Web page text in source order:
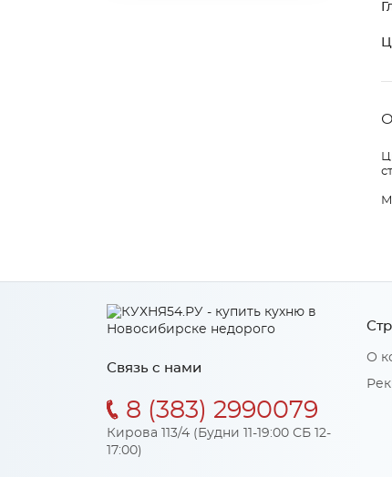
Связь с нами
8 (383) 2990079
Кирова 113/4 (Будни 11-19:00 СБ 12-
17:00)
О